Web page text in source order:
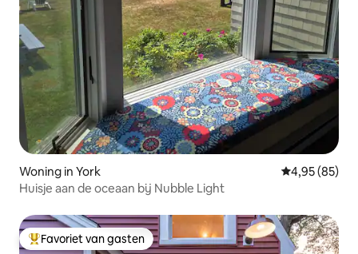
Woning in York Gemiddelde
4,95 (85)
Huisje aan de oceaan bij Nubble Light
Topfavoriet van gasten
Favoriet van gasten